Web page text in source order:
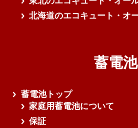
北海道のエコキュート・オ
蓄電池
蓄電池トップ
家庭用蓄電池について
保証